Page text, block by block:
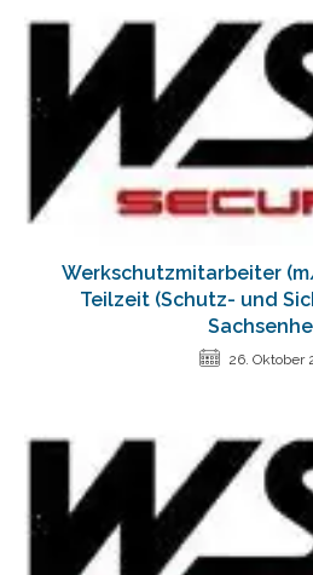
Werkschutzmitarbeiter
Teilzeit (Schutz- und
26. Oktober